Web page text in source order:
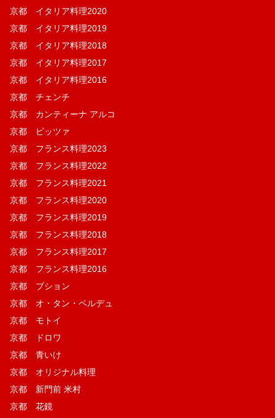
京都 イタリア料理2020
京都 イタリア料理2019
京都 イタリア料理2018
京都 イタリア料理2017
京都 イタリア料理2016
京都 チェンチ
京都 カンティーナ アルコ
京都 ピッツァ
京都 フランス料理2023
京都 フランス料理2022
京都 フランス料理2021
京都 フランス料理2020
京都 フランス料理2019
京都 フランス料理2018
京都 フランス料理2017
京都 フランス料理2016
京都 ブション
京都 オ・タン・ペルデュ
京都 モトイ
京都 ドロワ
京都 青いけ
京都 オリジナル料理
京都 新門前 米村
京都 花鏡